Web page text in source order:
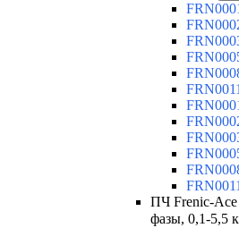
ПЧ Frenic-
фазы, 0,1-5,5